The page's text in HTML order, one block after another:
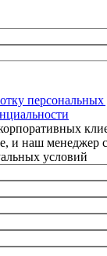
и наш менеджер
условий